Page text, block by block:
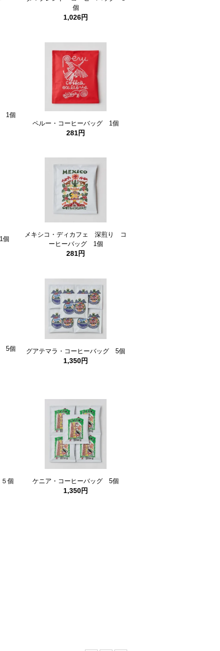
個
1,026円
1個
ペルー・コーヒーバッグ 1個
281円
個
メキシコ・ディカフェ 深煎り コ
ーヒーバッグ 1個
281円
5個 グアテマラ・コーヒーバッグ 5個
1,350円
個 ケニア・コーヒーバッグ 5個
1,350円